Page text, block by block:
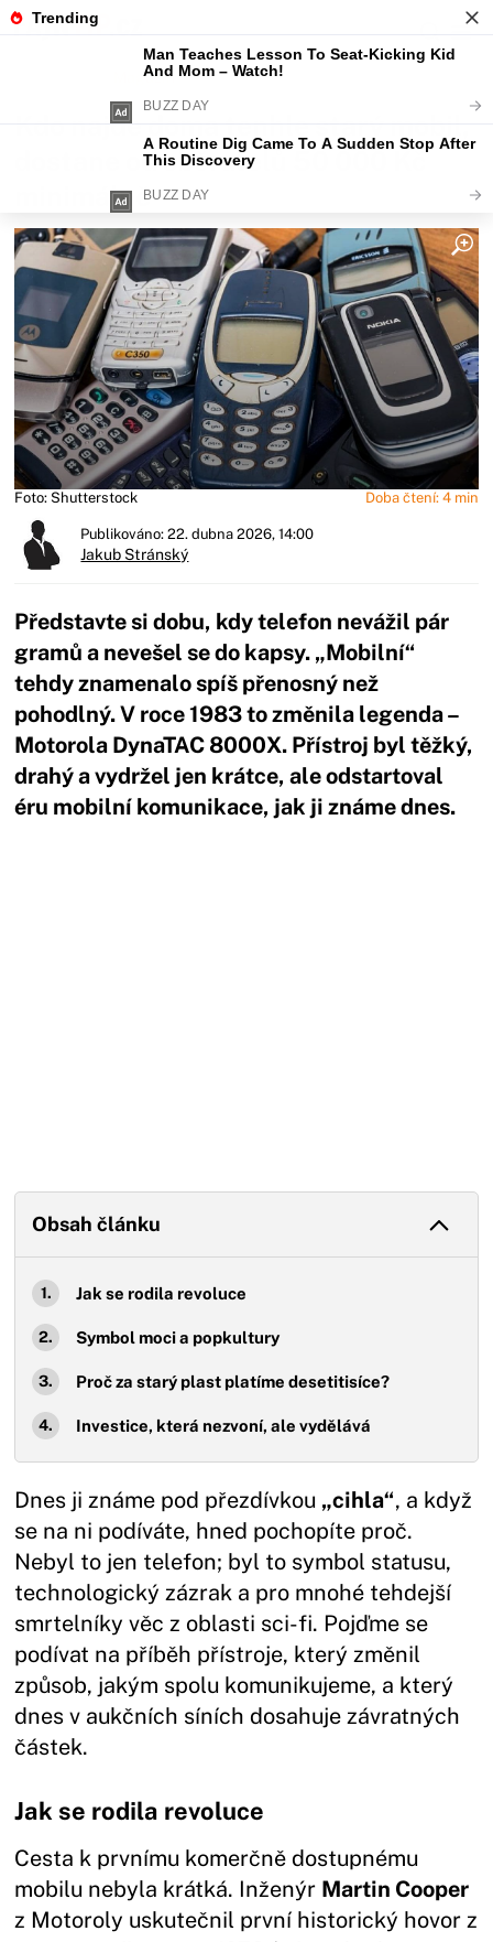
Magazín
Kdo najde doma tenhle starý mobil,
dostane od sběratelů 50 000 Kč
minimálně
Foto: Shutterstock Doba čtení: 4 min
Publikováno: 22. dubna 2026, 14:00
Jakub Stránský
Představte si dobu, kdy telefon nevážil pár
gramů a nevešel se do kapsy. „Mobilní“
tehdy znamenalo spíš přenosný než
pohodlný. V roce 1983 to změnila legenda –
Motorola DynaTAC 8000X. Přístroj byl těžký,
drahý a vydržel jen krátce, ale odstartoval
éru mobilní komunikace, jak ji známe dnes.
Obsah článku
Jak se rodila revoluce
Symbol moci a popkultury
Proč za starý plast platíme desetitisíce?
Investice, která nezvoní, ale vydělává
Dnes ji známe pod přezdívkou „cihla“, a když
se na ni podíváte, hned pochopíte proč.
Nebyl to jen telefon; byl to symbol statusu,
technologický zázrak a pro mnohé tehdejší
smrtelníky věc z oblasti sci-fi. Pojďme se
podívat na příběh přístroje, který změnil
způsob, jakým spolu komunikujeme, a který
dnes v aukčních síních dosahuje závratných
částek.
Jak se rodila revoluce
Cesta k prvnímu komerčně dostupnému
mobilu nebyla krátká. Inženýr Martin Cooper
z Motoroly uskutečnil první historický hovor z